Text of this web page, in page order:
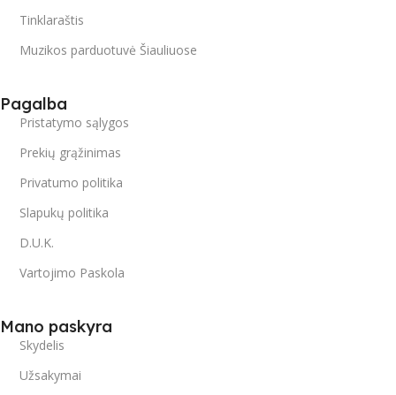
Tinklaraštis
Muzikos parduotuvė Šiauliuose
Pagalba
Pristatymo sąlygos
Prekių grąžinimas
Privatumo politika
Slapukų politika
D.U.K.
Vartojimo Paskola
Mano paskyra
Skydelis
Užsakymai